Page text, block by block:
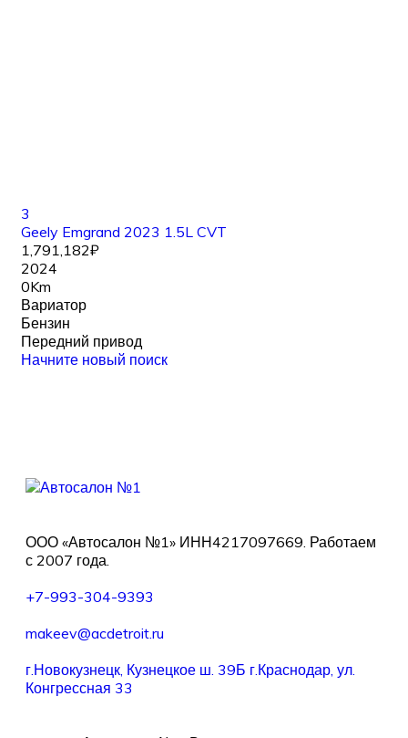
3
Geely Emgrand 2023 1.5L CVT
1,791,182₽
2024
0Km
Вариатор
Бензин
Передний привод
Начните новый поиск
ООО «Автосалон №1» ИНН4217097669. Работаем
с 2007 года.
+7-993-304-9393
makeev@acdetroit.ru
г.Новокузнецк, Кузнецкое ш. 39Б г.Краснодар, ул.
Конгрессная 33